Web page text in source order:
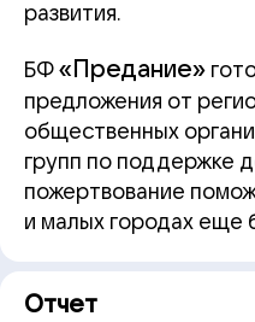
развития.
БФ «Предание»
предложения от
общественных
групп по поддержке
пожертвование
и малых городах еще
Отчет